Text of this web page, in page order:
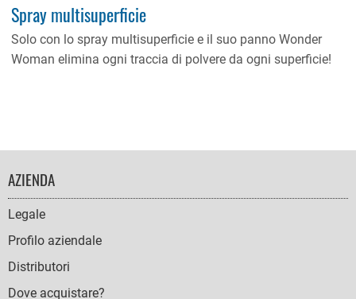
Spray multisuperficie
Solo con lo spray multisuperficie e il suo panno Wonder
Woman elimina ogni traccia di polvere da ogni superficie!
FOOTER
NAVIGATION
AZIENDA
Legale
Profilo aziendale
Distributori
Dove acquistare?